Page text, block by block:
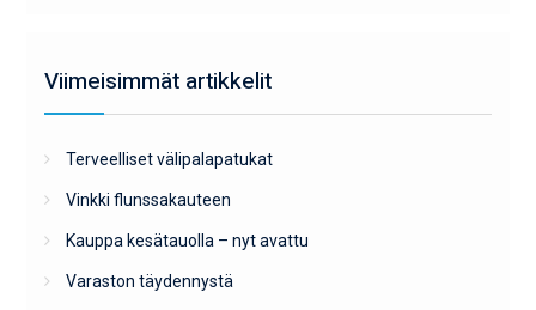
Viimeisimmät artikkelit
Terveelliset välipalapatukat
Vinkki flunssakauteen
Kauppa kesätauolla – nyt avattu
Varaston täydennystä